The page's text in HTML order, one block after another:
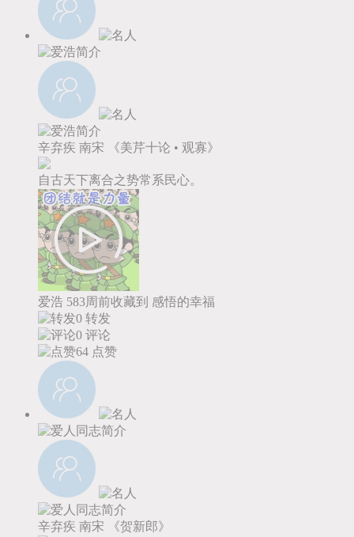
辛弃疾 南宋 《美芹十论 • 观寡》
自古天下离合之势常系民心。
爱浩 583周前收藏到 感悟的幸福
0 转发
0 评论
64 点赞
辛弃疾 南宋 《贺新郎》